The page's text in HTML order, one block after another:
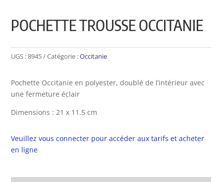
POCHETTE TROUSSE OCCITANIE
UGS :8945 Catégorie :Occitanie
Pochette Occitanie en polyester, doublé de l’intérieur avec
une fermeture éclair
Dimensions : 21 x 11.5 cm
Veuillez vous connecter pour accéder aux tarifs et acheter
en ligne